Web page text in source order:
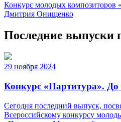
Конкурс молодых композиторов
Дмитрия Онищенко
Последние выпуски
29 ноября 2024
Конкурс «Партитура». До
Сегодня последний выпуск,
Всероссийскому конкурсу